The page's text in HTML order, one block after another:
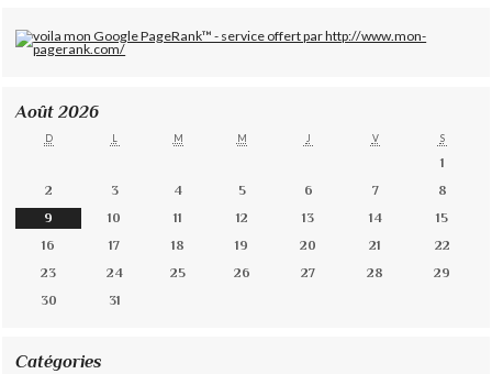
Août 2026
D L M M J V S
1
2
3 4 5 6 7
8
9
10 11 12 13 14
15
16
17 18 19 20 21
22
23
24 25 26 27 28
29
30
31
Catégories